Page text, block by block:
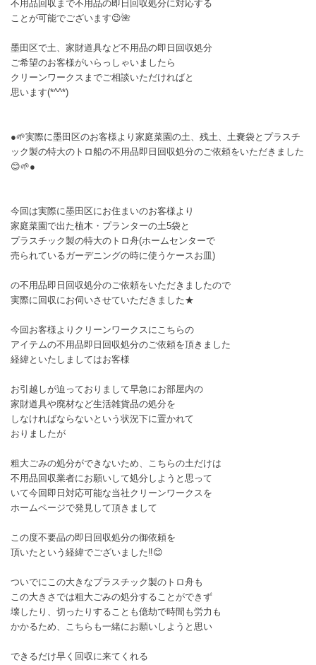
不用品回収まで不用品の即日回収処分に対応する
ことが可能でございます😉🌺
墨田区で土、家財道具など不用品の即日回収処分
ご希望のお客様がいらっしゃいましたら
クリーンワークスまでご相談いただければと
思います(*^^*)
●🌱実際に墨田区のお客様より家庭菜園の土、残土、土嚢袋とプラスチ
ック製の特大のトロ船の不用品即日回収処分のご依頼をいただきました
😊🌱●
今回は実際に墨田区にお住まいのお客様より
家庭菜園で出た植木・プランターの土5袋と
プラスチック製の特大のトロ舟(ホームセンターで
売られているガーデニングの時に使うケースお皿)
の不用品即日回収処分のご依頼をいただきましたので
実際に回収にお伺いさせていただきました★
今回お客様よりクリーンワークスにこちらの
アイテムの不用品即日回収処分のご依頼を頂きました
経緯といたしましてはお客様
お引越しが迫っておりまして早急にお部屋内の
家財道具や廃材など生活雑貨品の処分を
しなければならないという状況下に置かれて
おりましたが
粗大ごみの処分ができないため、こちらの土だけは
不用品回収業者にお願いして処分しようと思って
いて今回即日対応可能な当社クリーンワークスを
ホームページで発見して頂きまして
この度不要品の即日回収処分の御依頼を
頂いたという経緯でございました‼️😊
ついでにこの大きなプラスチック製のトロ舟も
この大きさでは粗大ごみの処分することができず
壊したり、切ったりすることも億劫で時間も労力も
かかるため、こちらも一緒にお願いしようと思い
できるだけ早く回収に来てくれる